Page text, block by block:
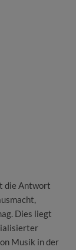
die Antwort
Dies liegt
Musik in der